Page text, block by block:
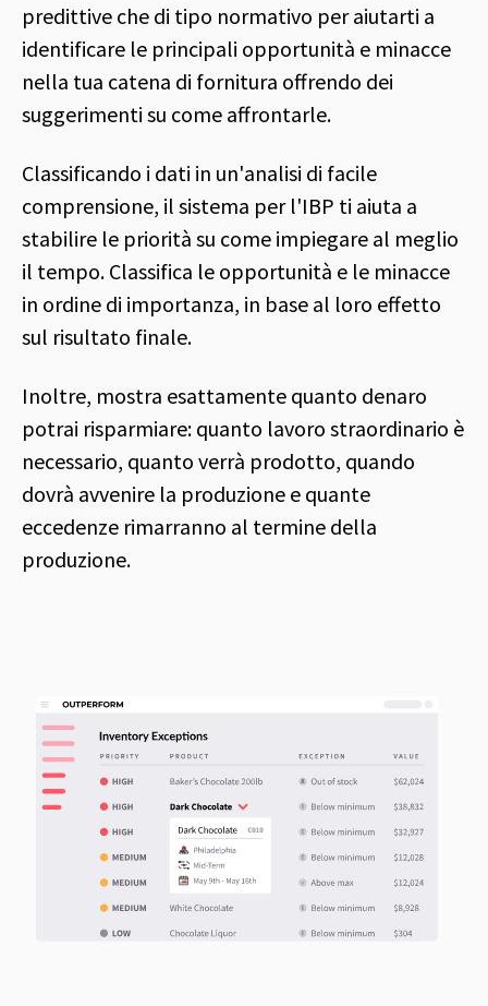
predittive che di tipo normativo per aiutarti a
identificare le principali opportunità e minacce
nella tua catena di fornitura offrendo dei
suggerimenti su come affrontarle.
Classificando i dati in un'analisi di facile
comprensione, il sistema per l'IBP ti aiuta a
stabilire le priorità su come impiegare al meglio
il tempo. Classifica le opportunità e le minacce
in ordine di importanza, in base al loro effetto
sul risultato finale.
Inoltre, mostra esattamente quanto denaro
potrai risparmiare: quanto lavoro straordinario è
necessario, quanto verrà prodotto, quando
dovrà avvenire la produzione e quante
eccedenze rimarranno al termine della
produzione.